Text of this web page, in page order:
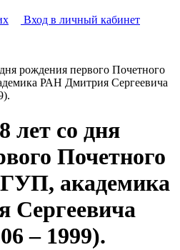
Вход в личный кабинет
рождения первого Почетного
РАН Дмитрия Сергеевича
лет со дня
Почетного
академика
– 1999).